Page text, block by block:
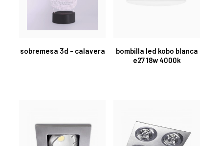
sobremesa 3d - calavera
bombilla led kobo blanca
e27 18w 4000k